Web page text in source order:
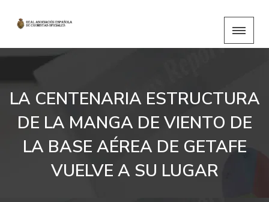
LA CENTENARIA ESTRUCTURA
DE LA MANGA DE VIENTO DE
LA BASE AÉREA DE GETAFE
VUELVE A SU LUGAR